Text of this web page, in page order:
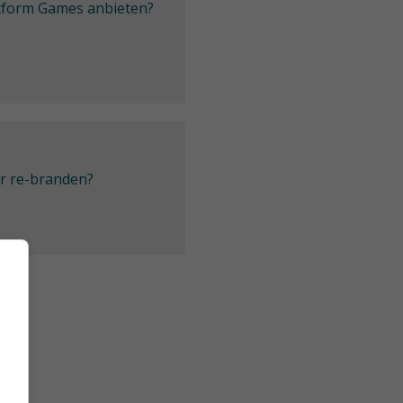
Games anbieten?
re-branden?